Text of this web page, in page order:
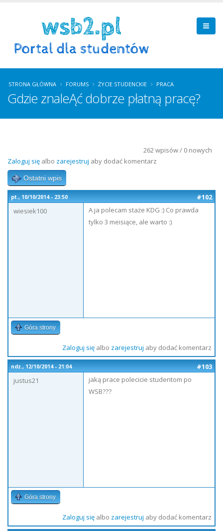
STRONA GŁÓWNA FORUMS ŻYCIE STUDENCKIE PRACA
Gdzie znaleĄć dobrze płatną pracę?
262 wpisów / 0 nowych
Zaloguj się albo zarejestruj aby dodać komentarz
Ostatni wpis
pt., 10/10/2014 - 23:50
#102
wiesiek100
A ja polecam staże KDG :) Co prawda
tylko 3 meisiące, ale warto :)
Góra strony
Zaloguj sięalbo zarejestruj aby dodać komentarz
ndz., 12/10/2014 - 21:04
#103
justus21
jaką prace polecicie studentom po
WSB???
Góra strony
Zaloguj sięalbo zarejestruj aby dodać komentarz